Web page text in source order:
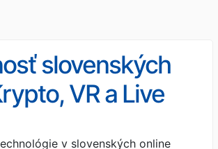
slovenských
VR a Live
v slovenských online